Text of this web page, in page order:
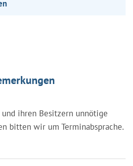
ihren Besitzern unnötige
bitten wir um Terminabsprache.